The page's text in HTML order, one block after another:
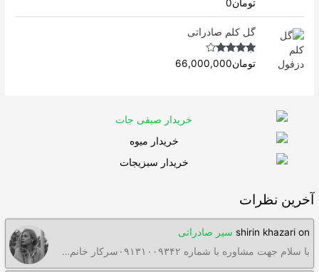
out of 5
تومان0
گل کلم صادراتی
Rated4.63
out of 5
تومان66,000,000
آخرین نظرات
shirin khazari on
سیر صادراتی
با سلام جهت مشاوره با شماره ۰۹۱۳۱۰۰۹۳۴۲سرکار خانم…